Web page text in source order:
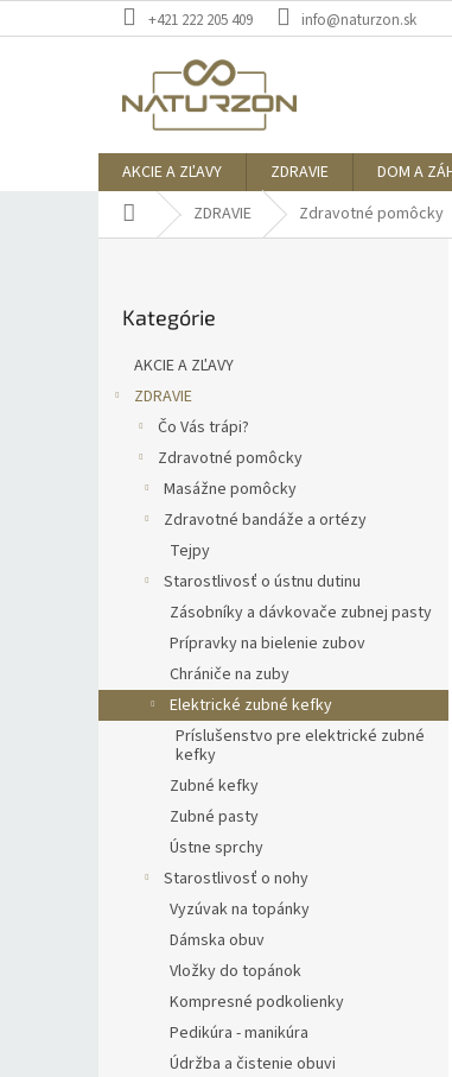
na
+421 222 205 409 info@naturzon.sk
AKCIE A ZĽAVY ZDRAVIE DOM A
Domov ZDRAVIE Zdravotné pomôcky
kategórie
Kategórie
AKCIE A ZĽAVY
ZDRAVIE
Čo Vás trápi?
Zdravotné pomôcky
Masážne pomôcky
Zdravotné bandáže a ortézy
Tejpy
Starostlivosť o ústnu dutinu
Zásobníky a dávkovače zubnej pasty
Prípravky na bielenie zubov
Chrániče na zuby
Elektrické zubné kefky
Príslušenstvo pre elektrické zubné
kefky
Zubné kefky
Zubné pasty
Ústne sprchy
Starostlivosť o nohy
Vyzúvak na topánky
Dámska obuv
Vložky do topánok
Kompresné podkolienky
Pedikúra - manikúra
Údržba a čistenie obuvi